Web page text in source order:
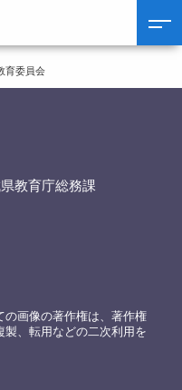
育委員会
教育庁総務課
の画像の著作権は、著作権
、転用などの二次利用を